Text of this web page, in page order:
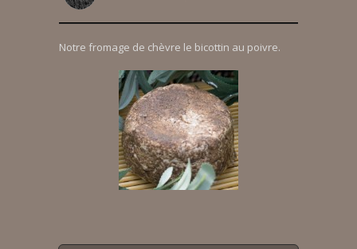
Notre fromage de chèvre le bicottin au poivre.